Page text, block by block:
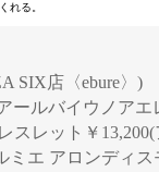
れる。
SIX店〈ebure〉
ールバイウノア
レット￥
エ アロンディ